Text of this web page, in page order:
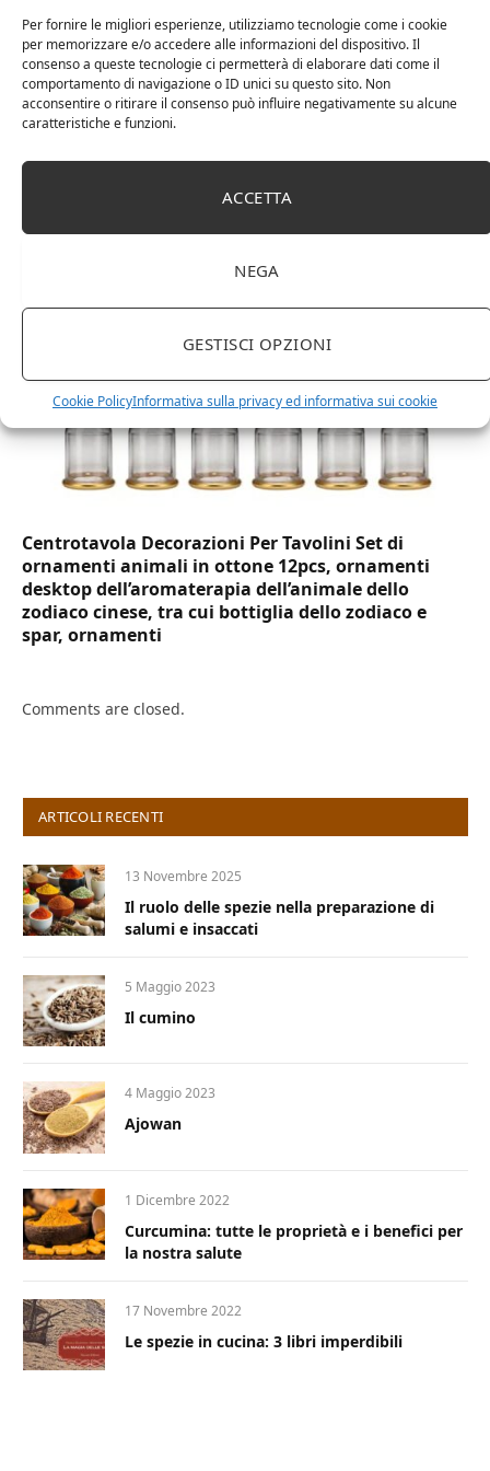
Per fornire le migliori esperienze, utilizziamo tecnologie come i cookie
per memorizzare e/o accedere alle informazioni del dispositivo. Il
consenso a queste tecnologie ci permetterà di elaborare dati come il
comportamento di navigazione o ID unici su questo sito. Non
acconsentire o ritirare il consenso può influire negativamente su alcune
caratteristiche e funzioni.
ACCETTA
NEGA
GESTISCI OPZIONI
Cookie PolicyInformativa sulla privacy ed informativa sui cookie
DOT Horeca Solutions 1000 Bicchieri PET
trasparenti monouso 350 ML tacca 0,3 alta qualità
birra cocktail drink
Centrotavola Decorazioni Per Tavolini Set di
ornamenti animali in ottone 12pcs, ornamenti
desktop dell’aromaterapia dell’animale dello
zodiaco cinese, tra cui bottiglia dello zodiaco e
spar, ornamenti
Comments are closed.
ARTICOLI RECENTI
13 Novembre 2025
Il ruolo delle spezie nella preparazione di
salumi e insaccati
5 Maggio 2023
Il cumino
4 Maggio 2023
Ajowan
1 Dicembre 2022
Curcumina: tutte le proprietà e i benefici per
la nostra salute
17 Novembre 2022
Le spezie in cucina: 3 libri imperdibili